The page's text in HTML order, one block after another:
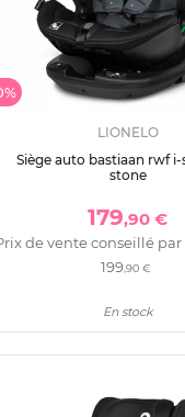
LIONELO
Siège auto bastiaan rwf i-
stone
179,90 €
de vente conseillé
199,90 €
En stock